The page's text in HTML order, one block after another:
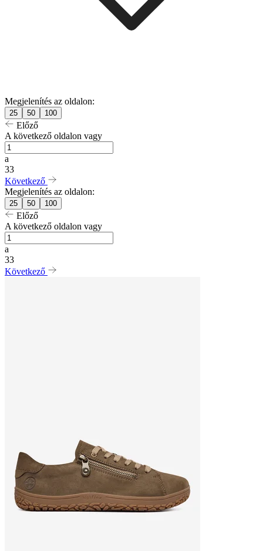
Megjelenítés az oldalon:
25 50 100
Előző
A következő oldalon vagy
a
33
Következő
Megjelenítés az oldalon:
25 50 100
Előző
A következő oldalon vagy
a
33
Következő